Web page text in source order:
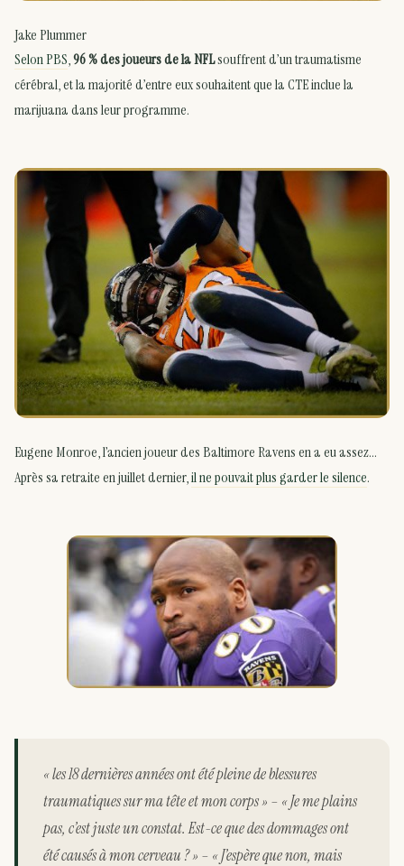
Jake Plummer
Selon PBS,96 % des joueurs de la NFLsouffrent d’un traumatisme
cérébral, et la majorité d’entre eux souhaitent que la CTE inclue la
marijuana dans leur programme.
Eugene Monroe, l’ancien joueur des Baltimore Ravens en a eu assez…
Après sa retraite en juillet dernier,il ne pouvait plus garder le silence.
« les 18 dernières années ont été pleine de blessures
traumatiques sur ma tête et mon corps » – « Je me plains
pas, c’est juste un constat. Est-ce que des dommages ont
été causés à mon cerveau ? » – « J’espère que non, mais